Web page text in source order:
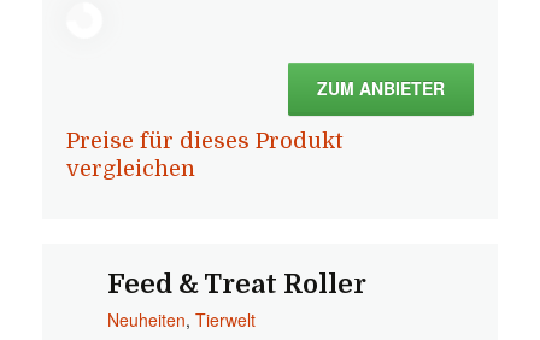
ZUM ANBIETER
Preise für dieses Produkt
vergleichen
Feed & Treat Roller
Neuheiten, Tierwelt